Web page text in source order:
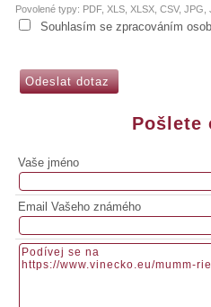
Povolené typy: PDF, XLS, XLSX, CSV,
Souhlasím se zpracováním
Pošlete
Vaše jméno
Email Vašeho známého